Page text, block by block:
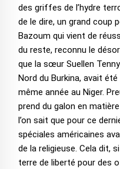
des griffes de l’hydre
de le dire, un grand coup
Bazoum qui vient de
du reste, reconnu le
que la sœur Suellen
Nord du Burkina, avait
même année au Niger.
prend du galon en
l’on sait que pour ce
spéciales américaines
de la religieuse. Cela dit,
terre de liberté pour des